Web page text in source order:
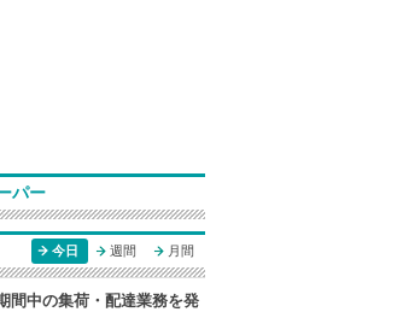
パー
今日 週間 月間
間中の集荷・配達業務を発